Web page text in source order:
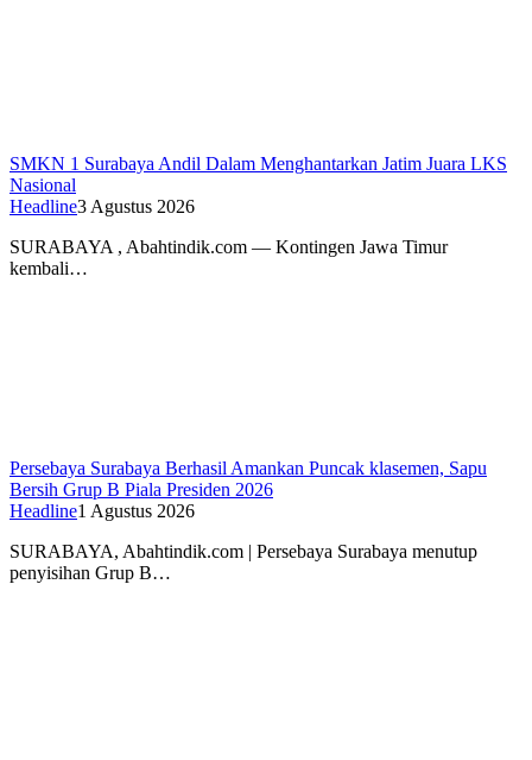
SMKN 1 Surabaya Andil Dalam Menghantarkan Jatim Juara LKS
Nasional
Headline3 Agustus 2026
SURABAYA , Abahtindik.com — Kontingen Jawa Timur
kembali…
Persebaya Surabaya Berhasil Amankan Puncak klasemen, Sapu
Bersih Grup B Piala Presiden 2026
Headline1 Agustus 2026
SURABAYA, Abahtindik.com | Persebaya Surabaya menutup
penyisihan Grup B…